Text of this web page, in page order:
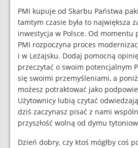
PMI kupuje od Skarbu Państwa
tamtym czasie była to największa
inwestycja w Polsce. Od momentu
PMI rozpoczyna proces
i w Leżajsku. Dodaj pomocną
przeczytać o swoim potencjalnym
się swoimi przemyśleniami, a
możesz potraktować jako
Użytownicy lubią czytać
dziś zaczynasz pisać z nami
przyszłość wolną od dymu
Dzień dobry, czy ktoś mógłby coś